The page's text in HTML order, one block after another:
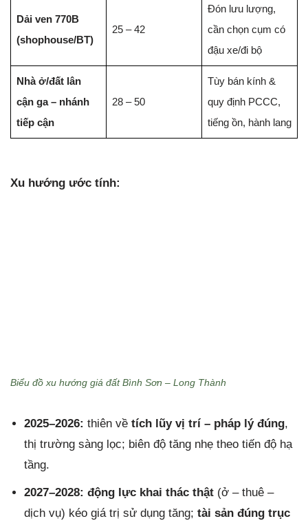
Dải ven 770B
(shophouse/BT)
25 – 42
Đón lưu lượng,
cần chọn cụm có
đậu xe/đi bộ
Nhà ở/đất lân
cận ga – nhánh
tiếp cận
28 – 50
Tùy bán kính &
quy định PCCC,
tiếng ồn, hành lang
Xu hướng ước tính:
Biểu đồ xu hướng giá đất Bình Sơn – Long Thành
2025–2026: thiên về tích lũy vị trí – pháp lý đúng,
thị trường sàng lọc; biên độ tăng nhẹ theo tiến độ hạ
tầng.
2027–2028: động lực khai thác thật (ở – thuê –
dịch vụ) kéo giá trị sử dụng tăng; tài sản đúng trục